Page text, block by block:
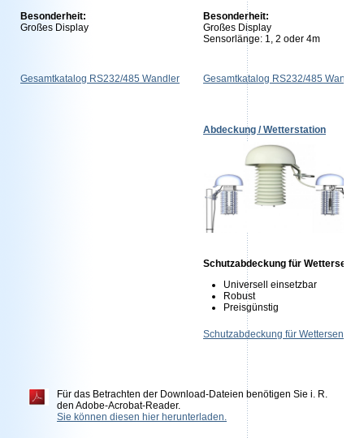
Besonderheit:
Großes Display
Besonderheit:
Großes Display
Sensorlänge: 1, 2 oder 4m
Gesamtkatalog RS232/485 Wandler Gesamtkatalog RS232/485 Wandler
Abdeckung / Wetterstation
Schutzabdeckung für
Universell einsetzbar
Robust
Preisgünstig
Schutzabdeckung für
Für das Betrachten der Download-Dateien benötigen Sie i. R.
den Adobe-Acrobat-Reader.
Sie können diesen hier herunterladen.